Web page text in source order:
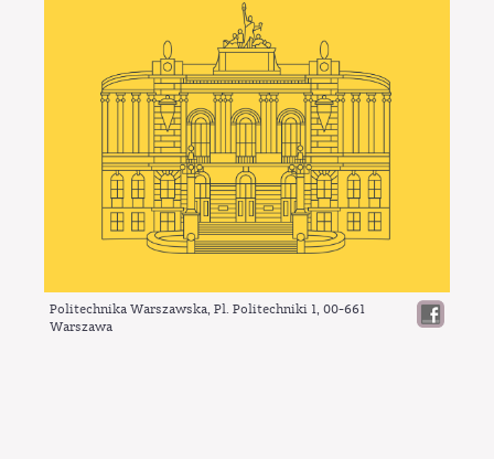
Politechnika Warszawska, Pl. Politechniki 1, 00-661
Warszawa